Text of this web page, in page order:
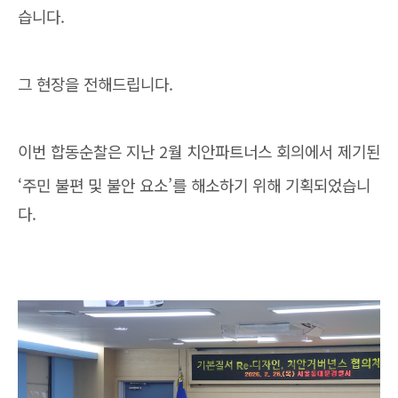
습니다.
그 현장을 전해드립니다.
이번 합동순찰은 지난 2월 치안파트너스 회의에서 제기된
‘주민 불편 및 불안 요소’를 해소하기 위해 기획되었습니
다.